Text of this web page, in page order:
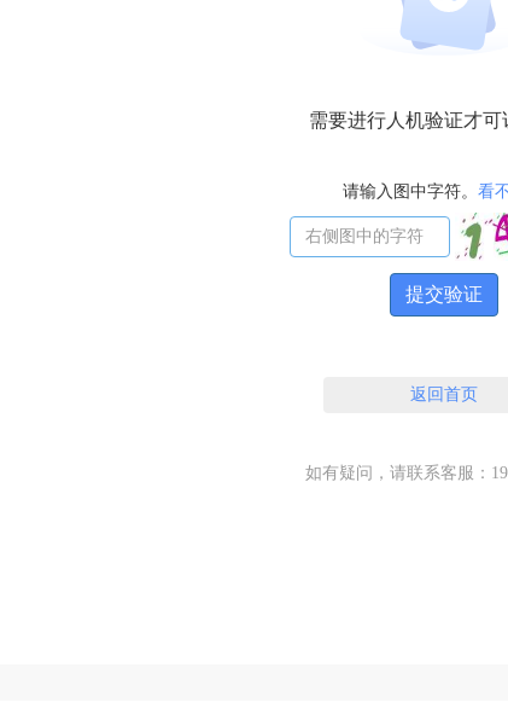
需要进行人机验证才可
请输入图中字符。 看
提交验证
返回首页
如有疑问，请联系客服：